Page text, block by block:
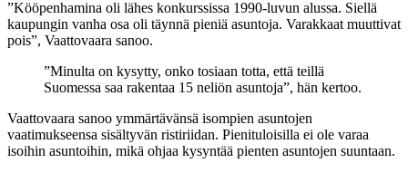
”Kööpenhamina oli lähes konkurssissa 1990-luvun alussa. Siellä
kaupungin vanha osa oli täynnä pieniä asuntoja. Varakkaat muuttivat
pois”, Vaattovaara sanoo.
”Minulta on kysytty, onko tosiaan totta, että teillä
Suomessa saa rakentaa 15 neliön asuntoja”, hän kertoo.
Vaattovaara sanoo ymmärtävänsä isompien asuntojen
vaatimukseensa sisältyvän ristiriidan. Pienituloisilla ei ole varaa
isoihin asuntoihin, mikä ohjaa kysyntää pienten asuntojen suuntaan.